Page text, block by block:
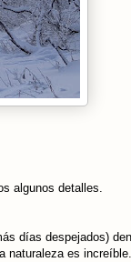
algunos detalles.
días despejados)
naturaleza es increíble.